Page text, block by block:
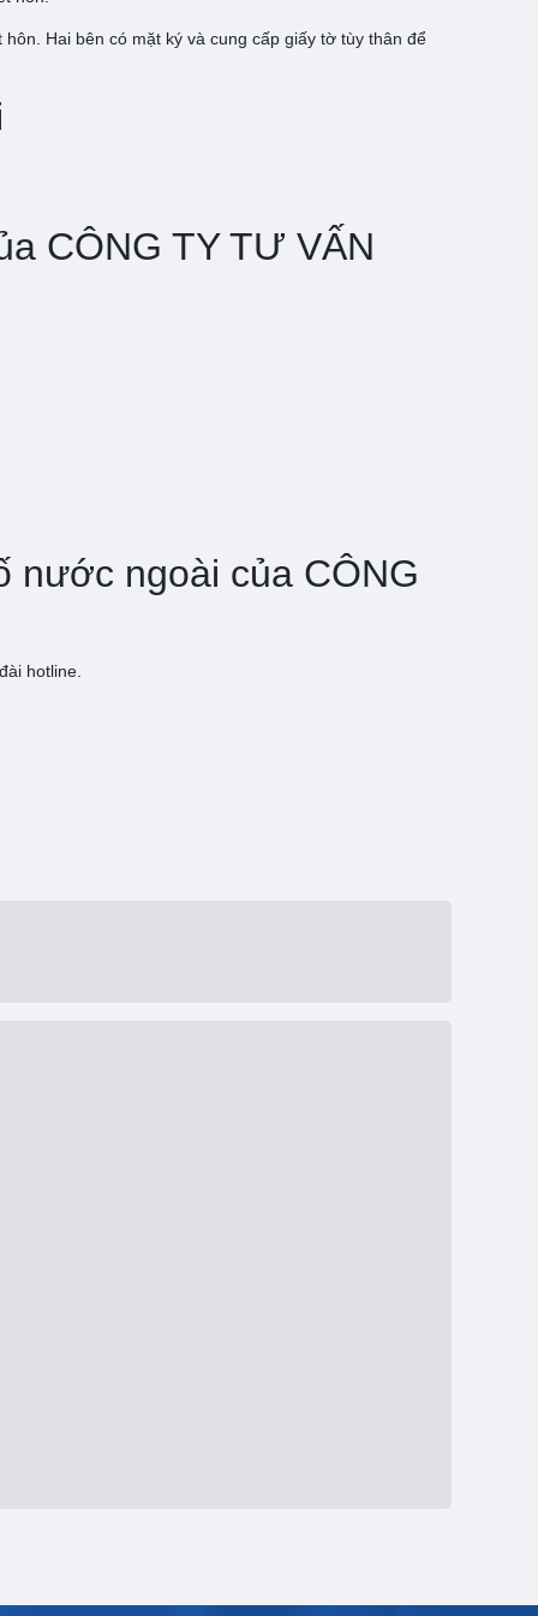
Hai bên có mặt ký và cung cấp giấy tờ tùy thân để
CÔNG TY TƯ VẤN
nước ngoài của CÔNG
hotline.